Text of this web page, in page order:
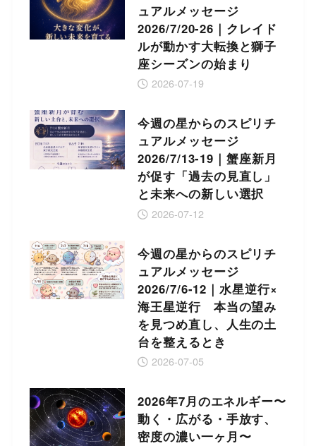
ュアルメッセージ
2026/7/20-26｜クレイド
ルが動かす大転換と獅子
座シーズンの始まり
2026-07-19
今週の星からのスピリチ
ュアルメッセージ
2026/7/13-19｜蟹座新月
が促す「過去の見直し」
と未来への新しい選択
2026-07-12
今週の星からのスピリチ
ュアルメッセージ
2026/7/6-12｜水星逆行×
海王星逆行 本当の望み
を見つめ直し、人生の土
台を整えるとき
2026-07-05
2026年7月のエネルギー〜
動く・広がる・手放す、
密度の濃い一ヶ月〜